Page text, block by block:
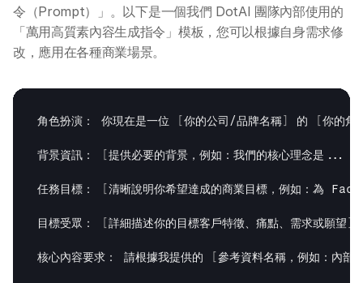
令（Prompt）」。以下是一個我們 DotAI 團隊內部使用的
「萬用高質素內容生成指令」模板，您可以根據自身需求修
改，應用在各種商業場景。
角色扮演： 你現在是一位 你的公司 /品牌名稱 的 你的角
背景資訊： 提供必要的背景，例如：我們的核心理念是 ...
任務目標： 清晰說明你希望達成的商業目標，例如：為
目標受眾： 詳細描述你的目標客戶特徵、痛點、需求或願望
核心內容要求： 請根據我提供的 參考資料名稱，例如：內部